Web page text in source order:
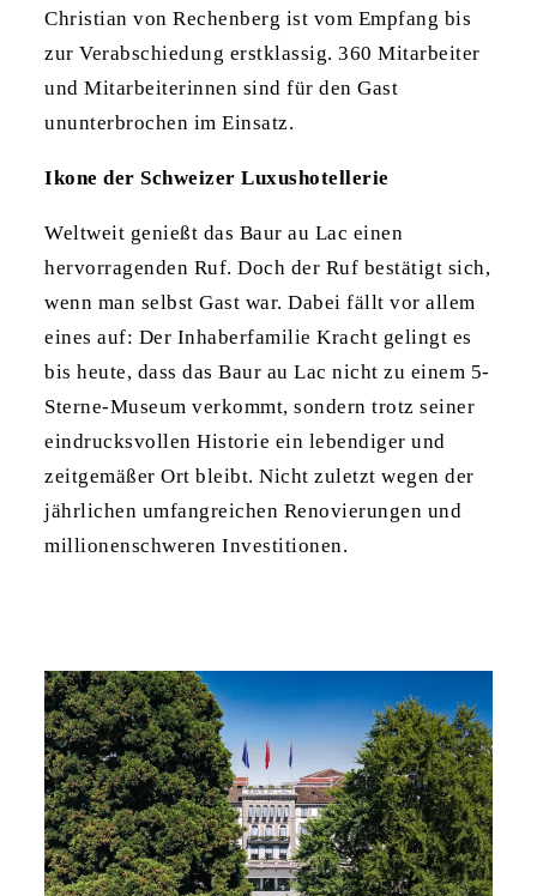
Christian von Rechenberg ist vom Empfang bis
zur Verabschiedung erstklassig. 360 Mitarbeiter
und Mitarbeiterinnen sind für den Gast
ununterbrochen im Einsatz.
Ikone der Schweizer Luxushotellerie
Weltweit genießt das Baur au Lac einen
hervorragenden Ruf. Doch der Ruf bestätigt sich,
wenn man selbst Gast war. Dabei fällt vor allem
eines auf: Der Inhaberfamilie Kracht gelingt es
bis heute, dass das Baur au Lac nicht zu einem 5-
Sterne-Museum verkommt, sondern trotz seiner
eindrucksvollen Historie ein lebendiger und
zeitgemäßer Ort bleibt. Nicht zuletzt wegen der
jährlichen umfangreichen Renovierungen und
millionenschweren Investitionen.